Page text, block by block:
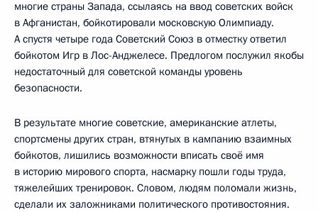
многие страны Запада, ссылаясь на ввод советских войск
в Афганистан, бойкотировали московскую Олимпиаду.
А спустя четыре года Советский Союз в отместку ответил
бойкотом Игр в Лос-Анджелесе. Предлогом послужил якобы
недостаточный для советской команды уровень
безопасности.
В результате многие советские, американские атлеты,
спортсмены других стран, втянутых в кампанию взаимных
бойкотов, лишились возможности вписать своё имя
в историю мирового спорта, насмарку пошли годы труда,
тяжелейших тренировок. Словом, людям поломали жизнь,
сделали их заложниками политического противостояния.